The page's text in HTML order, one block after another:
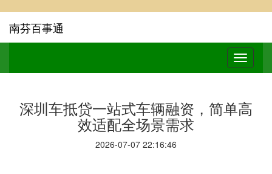
南芬百事通
深圳车抵贷一站式车辆融资，简单高
效适配全场景需求
2026-07-07 22:16:46